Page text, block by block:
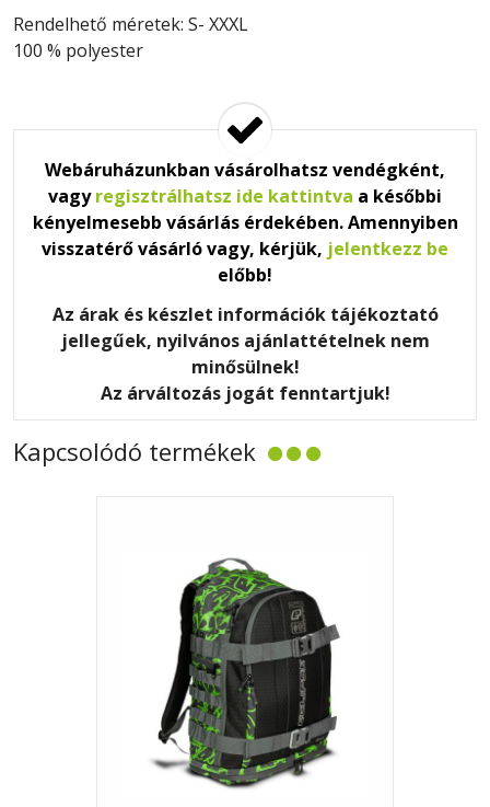
Rendelhető méretek: S- XXXL
100 % polyester
Webáruházunkban vásárolhatsz vendégként,
vagyregisztrálhatsz ide kattintva a későbbi
kényelmesebb vásárlás érdekében. Amennyiben
visszatérő vásárló vagy, kérjük, jelentkezz be
előbb!
Az árak és készlet információk tájékoztató
jellegűek, nyilvános ajánlattételnek nem
minősülnek!
Az árváltozás jogát fenntartjuk!
Kapcsolódó termékek